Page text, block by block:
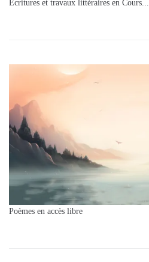
Ecritures et travaux littéraires en Cours...
Poèmes en accès libre